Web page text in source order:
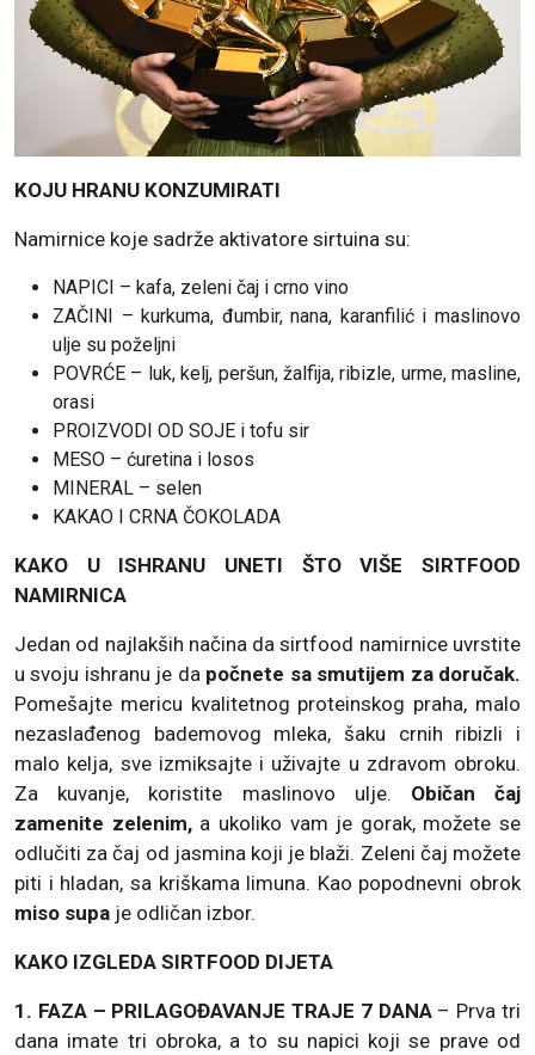
KOJU HRANU KONZUMIRATI
Namirnice koje sadrže aktivatore sirtuina su:
NAPICI – kafa, zeleni čaj i crno vino
ZAČINI – kurkuma, đumbir, nana, karanfilić i maslinovo
ulje su poželjni
POVRĆE – luk, kelj, peršun, žalfija, ribizle, urme, masline,
orasi
PROIZVODI OD SOJE i tofu sir
MESO – ćuretina i losos
MINERAL – selen
KAKAO I CRNA ČOKOLADA
KAKO U ISHRANU UNETI ŠTO VIŠE SIRTFOOD
NAMIRNICA
Jedan od najlakših načina da sirtfood namirnice uvrstite
u svoju ishranu je da počnete sa smutijem za doručak.
Pomešajte mericu kvalitetnog proteinskog praha, malo
nezaslađenog bademovog mleka, šaku crnih ribizli i
malo kelja, sve izmiksajte i uživajte u zdravom obroku.
Za kuvanje, koristite maslinovo ulje. Običan čaj
zamenite zelenim,a ukoliko vam je gorak, možete se
odlučiti za čaj od jasmina koji je blaži. Zeleni čaj možete
piti i hladan, sa kriškama limuna. Kao popodnevni obrok
miso supa je odličan izbor.
KAKO IZGLEDA SIRTFOOD DIJETA
1. FAZA – PRILAGOĐAVANJE TRAJE 7 DANA – Prva tri
dana imate tri obroka, a to su napici koji se prave od